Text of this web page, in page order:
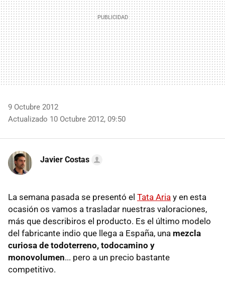
9 Octubre 2012
Actualizado 10 Octubre 2012, 09:50
Javier Costas
La semana pasada se presentó el Tata Aria y en esta
ocasión os vamos a trasladar nuestras valoraciones,
más que describiros el producto. Es el último modelo
del fabricante indio que llega a España, una mezcla
curiosa de todoterreno, todocamino y
monovolumen... pero a un precio bastante
competitivo.